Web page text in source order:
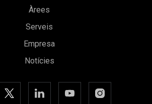
Àrees
Serveis
Empresa
Notícies